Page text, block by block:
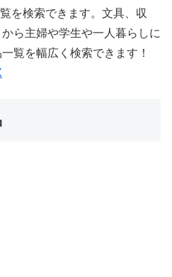
を検索できます。文具、収
ら主婦や学生や一人暮らしに
覧を幅広く検索できます！